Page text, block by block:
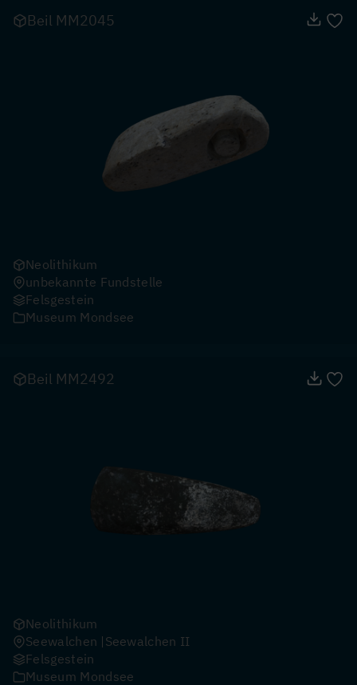
Beil MM2045
Neolithikum
unbekannte Fundstelle
Felsgestein
Museum Mondsee
Beil MM2492
Neolithikum
Seewalchen Seewalchen II
Felsgestein
Museum Mondsee